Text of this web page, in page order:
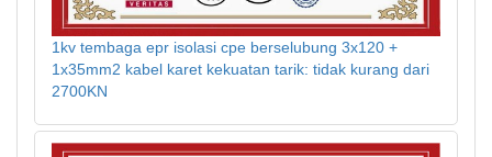
1kv tembaga epr isolasi cpe berselubung 3x120 +
1x35mm2 kabel karet kekuatan tarik: tidak kurang dari
2700KN